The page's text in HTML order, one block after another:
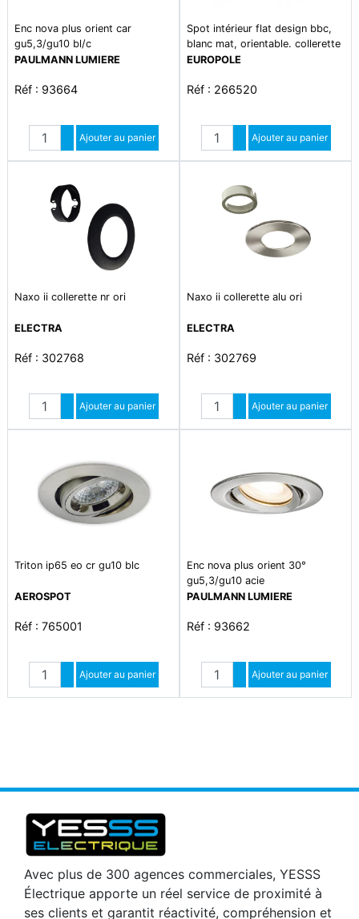
Enc nova plus orient car
gu5,3/gu10 bl/c
PAULMANN LUMIERE
Réf : 93664
Quantité
Augmenter quantité
Diminuer quantité
Ajouter au panier
Spot intérieur flat design bbc,
blanc mat, orientable. collerette
de ø 95mm ip65 , compatible
spoterie référence 2598 inclus.
EUROPOLE
Réf : 266520
Quantité
Augmenter quantité
Diminuer quantité
Ajouter au panier
Naxo ii collerette nr ori
ELECTRA
Réf : 302768
Quantité
Augmenter quantité
Diminuer quantité
Ajouter au panier
Naxo ii collerette alu ori
ELECTRA
Réf : 302769
Quantité
Augmenter quantité
Diminuer quantité
Ajouter au panier
Triton ip65 eo cr gu10 blc
AEROSPOT
Réf : 765001
Quantité
Augmenter quantité
Diminuer quantité
Ajouter au panier
Enc nova plus orient 30°
gu5,3/gu10 acie
PAULMANN LUMIERE
Réf : 93662
Quantité
Augmenter quantité
Diminuer quantité
Ajouter au panier
Avec plus de 300 agences commerciales, YESSS
Électrique apporte un réel service de proximité à
ses clients et garantit réactivité, compréhension et